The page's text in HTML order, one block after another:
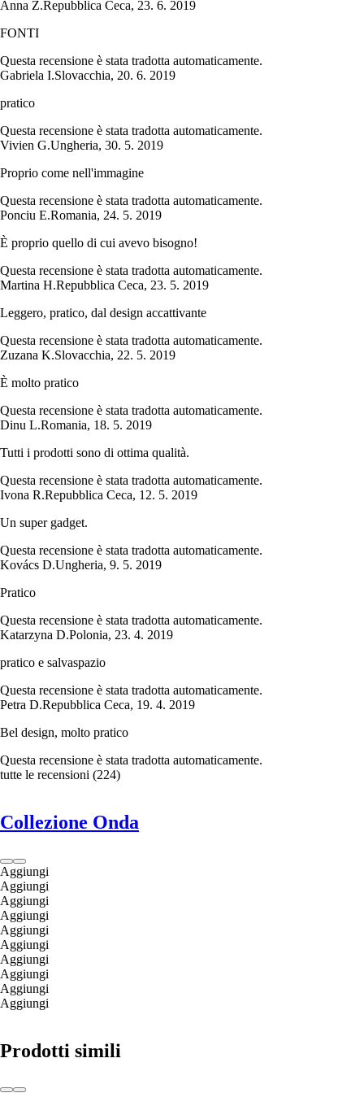
Anna Z.Repubblica Ceca, 23. 6. 2019
FONTI
Questa recensione è stata tradotta automaticamente.
Gabriela I.Slovacchia, 20. 6. 2019
pratico
Questa recensione è stata tradotta automaticamente.
Vivien G.Ungheria, 30. 5. 2019
Proprio come nell'immagine
Questa recensione è stata tradotta automaticamente.
Ponciu E.Romania, 24. 5. 2019
È proprio quello di cui avevo bisogno!
Questa recensione è stata tradotta automaticamente.
Martina H.Repubblica Ceca, 23. 5. 2019
Leggero, pratico, dal design accattivante
Questa recensione è stata tradotta automaticamente.
Zuzana K.Slovacchia, 22. 5. 2019
È molto pratico
Questa recensione è stata tradotta automaticamente.
Dinu L.Romania, 18. 5. 2019
Tutti i prodotti sono di ottima qualità.
Questa recensione è stata tradotta automaticamente.
Ivona R.Repubblica Ceca, 12. 5. 2019
Un super gadget.
Questa recensione è stata tradotta automaticamente.
Kovács D.Ungheria, 9. 5. 2019
Pratico
Questa recensione è stata tradotta automaticamente.
Katarzyna D.Polonia, 23. 4. 2019
pratico e salvaspazio
Questa recensione è stata tradotta automaticamente.
Petra D.Repubblica Ceca, 19. 4. 2019
Bel design, molto pratico
Questa recensione è stata tradotta automaticamente.
tutte le recensioni (224)
Collezione Onda
Aggiungi
Aggiungi
Aggiungi
Aggiungi
Aggiungi
Aggiungi
Aggiungi
Aggiungi
Aggiungi
Aggiungi
Prodotti simili